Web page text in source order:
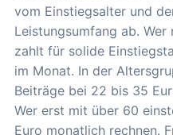
vom Einstiegsalter und
Leistungsumfang ab.
zahlt für solide
im Monat. In der
Beiträge bei 22 bis 35
Wer erst mit über 60
Euro monatlich rechnen.